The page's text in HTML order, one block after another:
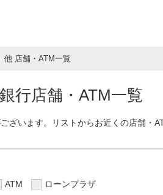
他 店舗・ATM一覧
行店舗・ATM一覧
います。リストからお近くの店舗・
ATM ローンプラザ